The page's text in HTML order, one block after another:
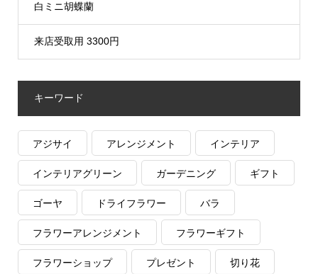
白ミニ胡蝶蘭
来店受取用 3300円
キーワード
アジサイ アレンジメント インテリア
インテリアグリーン ガーデニング ギフト
ゴーヤ ドライフラワー バラ
フラワーアレンジメント フラワーギフト
フラワーショップ プレゼント 切り花